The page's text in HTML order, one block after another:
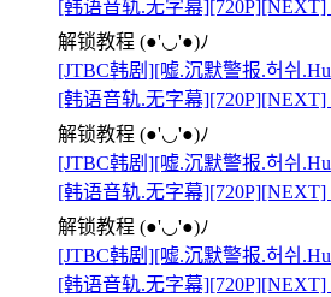
[韩语音轨.无字幕][720P][NEXT]
解锁教程 (●'◡'●)ﾉ
[JTBC韩剧][嘘.沉默警报.허쉬
[韩语音轨.无字幕][720P][NEXT]
解锁教程 (●'◡'●)ﾉ
[JTBC韩剧][嘘.沉默警报.허쉬
[韩语音轨.无字幕][720P][NEXT]
解锁教程 (●'◡'●)ﾉ
[JTBC韩剧][嘘.沉默警报.허쉬
[韩语音轨.无字幕][720P][NEXT]